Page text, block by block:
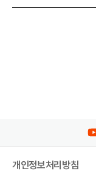
개인정보처리방침